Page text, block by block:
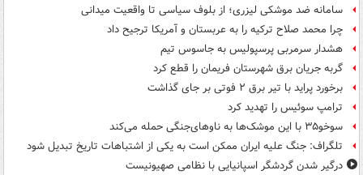
سامانه ضد موشکی لیزری؛ از بلوف سیاسی تا واقعیت میدانی
چرا محمد صلاح ترکیه را به عربستان و آمریکا ترجیح داد
هشدار سرمربی پرسپولیس به جاسوس تیم
گربه جریان برق شهرستان فریمان را قطع کرد
برخورد پراید با تیر برق ۲ فوتی بر جای گذاشت
ترامپ سوئیس را تهدید کرد
سوخو۳۵ با این موشک‌ها به ناوهای‌جنگی حمله می‌کند
تلگراف: جنگ علیه ایران ممکن است به یکی از اشتباهات تاریخ تبدیل شود
درگیر شدن گردشگر اسپانیایی با نظامی صهیونیست